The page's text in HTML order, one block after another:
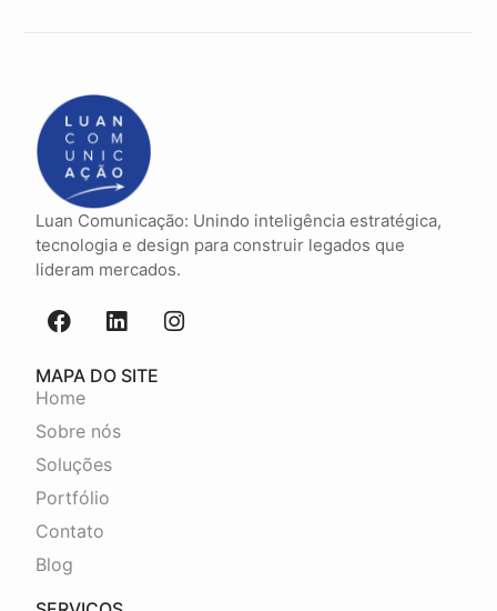
Luan Comunicação: Unindo inteligência estratégica,
tecnologia e design para construir legados que
lideram mercados.
MAPA DO SITE
Home
Sobre nós
Soluções
Portfólio
Contato
Blog